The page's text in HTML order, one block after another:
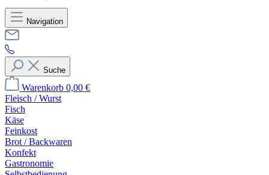
Navigation
Suche
Warenkorb 0,00 €
Fleisch / Wurst
Fisch
Käse
Feinkost
Brot / Backwaren
Konfekt
Gastronomie